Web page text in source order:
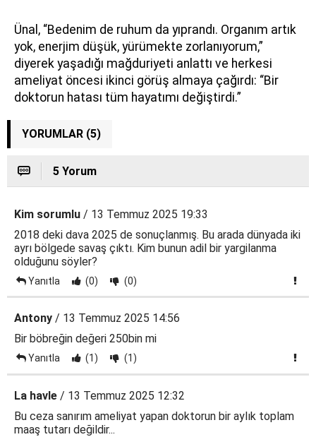
Ünal, “Bedenim de ruhum da yıprandı. Organım artık
yok, enerjim düşük, yürümekte zorlanıyorum,”
diyerek yaşadığı mağduriyeti anlattı ve herkesi
ameliyat öncesi ikinci görüş almaya çağırdı: “Bir
doktorun hatası tüm hayatımı değiştirdi.”
YORUMLAR (5)
5 Yorum
Kim sorumlu / 13 Temmuz 2025 19:33
2018 deki dava 2025 de sonuçlanmış. Bu arada dünyada iki
ayrı bölgede savaş çıktı. Kim bunun adil bir yargilanma
olduğunu söyler?
Yanıtla (0) (0)
Antony / 13 Temmuz 2025 14:56
Bir böbreğin değeri 250bin mi
Yanıtla (1) (1)
La havle / 13 Temmuz 2025 12:32
Bu ceza sanırım ameliyat yapan doktorun bir aylık toplam
maaş tutarı değildir...